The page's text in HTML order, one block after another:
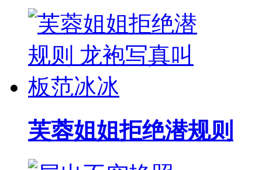
芙蓉姐姐拒绝潜规则